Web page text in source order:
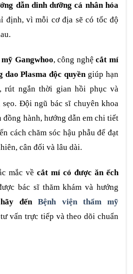
dẫn dinh dưỡng cá nhân hóa
định, vì mỗi cơ địa sẽ có tốc độ
Gangwhoo, công nghệcắt mí
dao Plasma độc quyềngiúp hạn
rút ngắn thời gian hồi phục và
Đội ngũ bác sĩ chuyên khoa
hành, hướng dẫn em chi tiết
cách chăm sóc hậu phẫu để đạt
cân đối và lâu dài.
mắc về cắt mí có được ăn ếch
bác sĩ thăm khám và hướng
hãy đếnBệnh viện thẩm mỹ
vấn trực tiếp và theo dõi chuẩn